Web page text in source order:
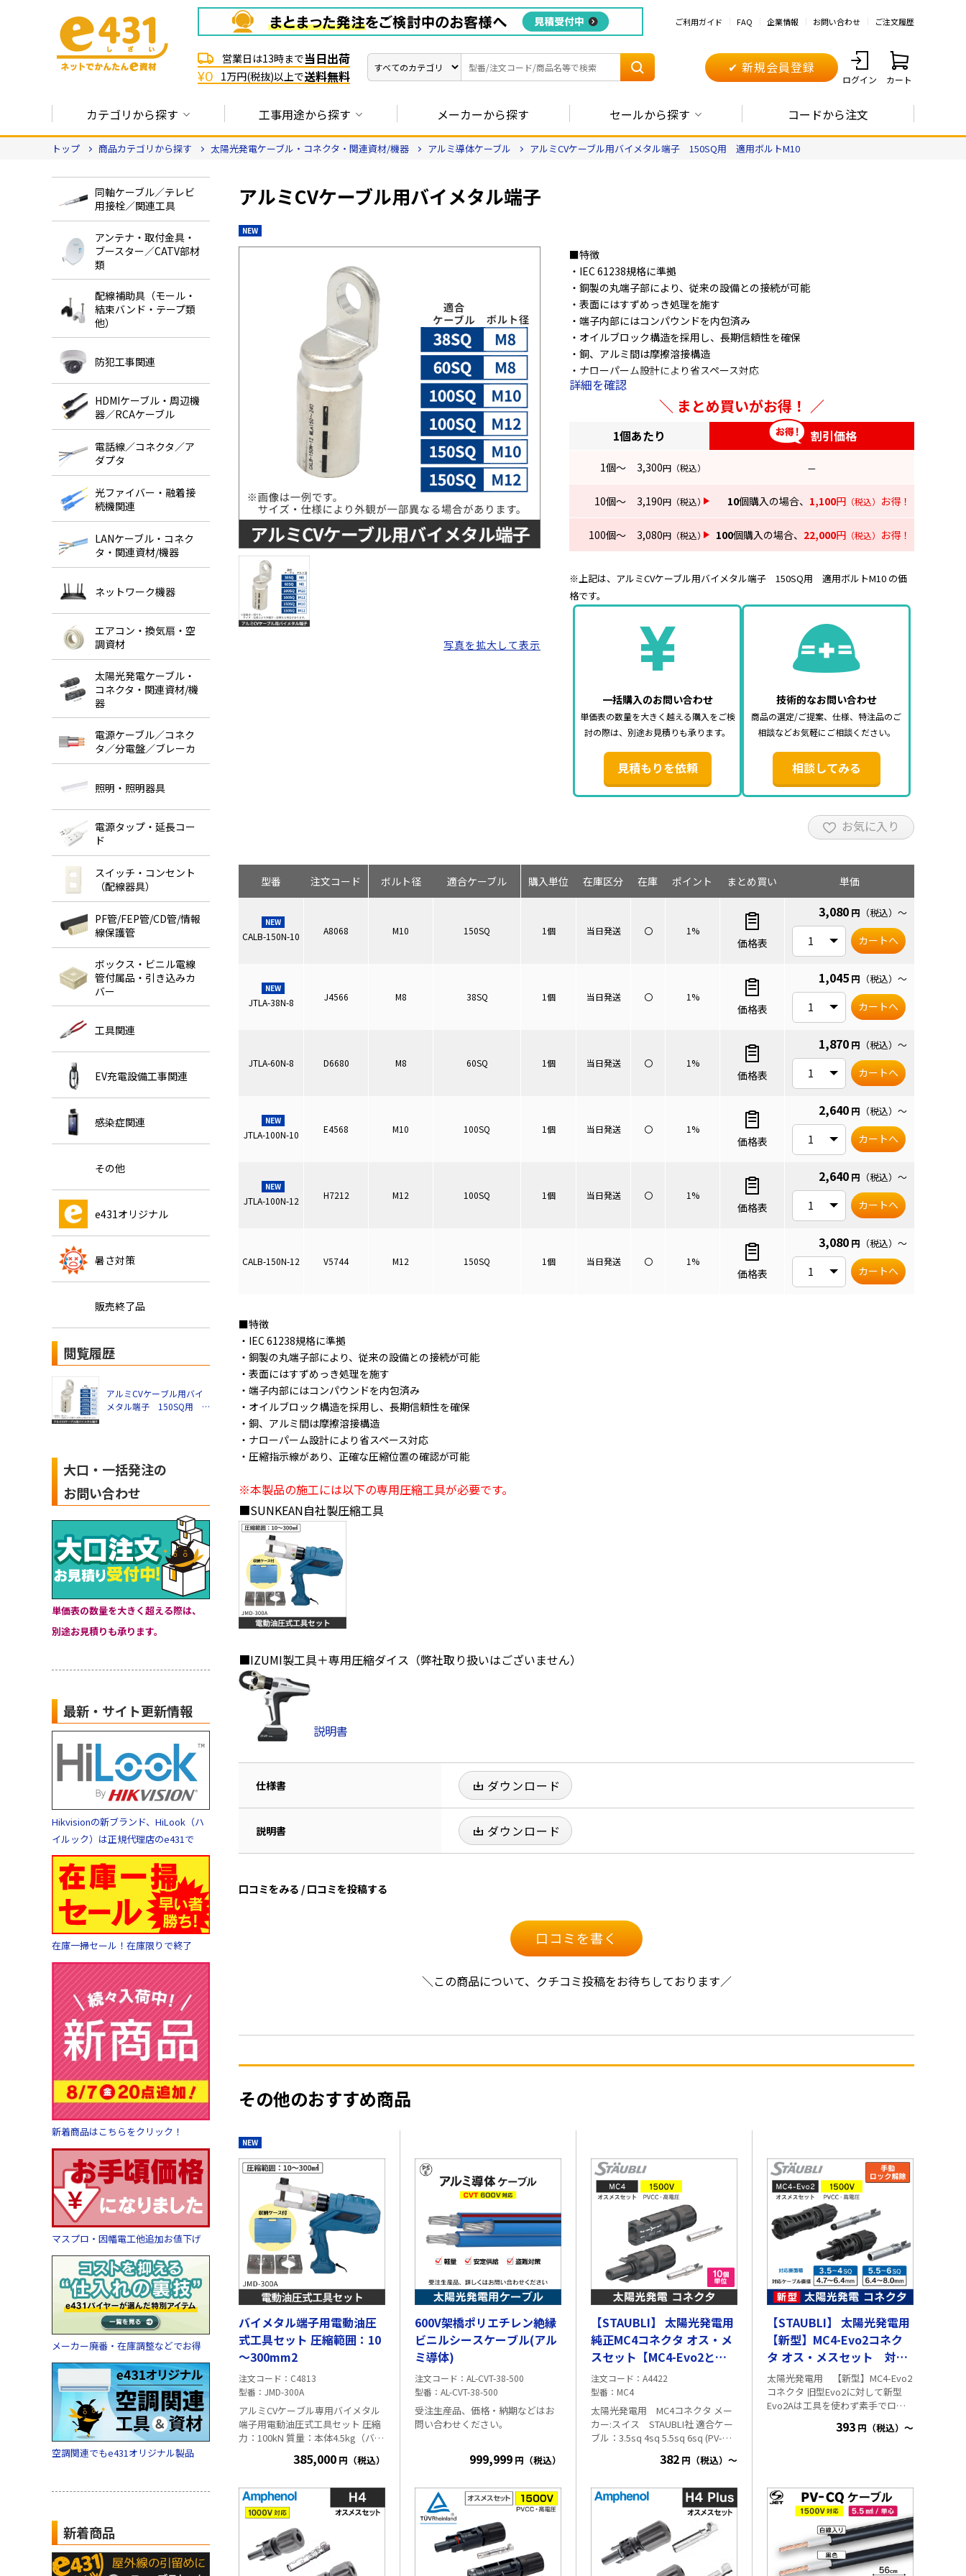
ご利用ガイド FAQ 企業情報 お問い合わせ ご注文履歴
営業日は13時まで当日出荷
¥0 1万円(税抜)以上で送料無料
✔ 新規会員登録
ログイン カート
カテゴリから探す 工事用途から探す メーカーから探す セールから探す コードから注文
トップ 商品カテゴリから探す 太陽光発電ケーブル・コネクタ・関連資材/機器 アルミ導体ケーブル アルミCVケーブル用バイメタル端子 150SQ用 適用ボルトM10
同軸ケーブル／テレビ
用接栓／関連工具
アンテナ・取付金具・
ブースター／CATV部材
類
配線補助具（モール・
結束バンド・テープ類
他）
防犯工事関連
HDMIケーブル・周辺機
器／RCAケーブル
電話線／コネクタ／ア
ダプタ
光ファイバー・融着接
続機関連
LANケーブル・コネク
タ・関連資材/機器
ネットワーク機器
エアコン・換気扇・空
調資材
太陽光発電ケーブル・
コネクタ・関連資材/機
器
電源ケーブル／コネク
タ／分電盤／ブレーカ
照明・照明器具
電源タップ・延長コー
ド
スイッチ・コンセント
（配線器具）
PF管/FEP管/CD管/情報
線保護管
ボックス・ビニル電線
管付属品・引き込みカ
バー
工具関連
EV充電設備工事関連
感染症関連
その他
e431オリジナル
暑さ対策
販売終了品
閲覧履歴
アルミCVケーブル用バイ
メタル端子 150SQ用
大口・一括発注の
お問い合わせ
単価表の数量を大きく超える際は、
別途お見積りも承ります。
最新・サイト更新情報
Hikvisionの新ブランド、HiLook（ハ
イルック）は正規代理店のe431で
在庫一掃セール！在庫限りで終了
新着商品はこちらをクリック！
マスプロ・因幡電工他追加お値下げ
メーカー廃番・在庫調整などでお得
空調関連でもe431オリジナル製品
新着商品
アルミCVケーブル用バイメタル端子
NEW
■特徴
・IEC 61238規格に準拠
・銅製の丸端子部により、従来の設備との接続が可能
・表面にはすずめっき処理を施す
・端子内部にはコンパウンドを内包済み
・オイルブロック構造を採用し、長期信頼性を確保
・銅、アルミ間は摩擦溶接構造
・ナローパーム設計により省スペース対応
・圧縮指示線があり、正確な圧縮位置の確認が可能
詳細を確認
まとめ買いがお得！
1個あたり 割引価格
1個～ 3,300円 （税込） —
10個～ 3,190円 （税込） 10個購入の場合、 1,100円 （税込） お得！
100個～ 3,080円 （税込） 100個購入の場合、 22,000円 （税込） お得！
※上記は、アルミCVケーブル用バイメタル端子 150SQ用 適用ボルトM10 の価
格です。
一括購入のお問い合わせ
単価表の数量を大きく越える購入をご検
討の際は、別途お見積りも承ります。
見積もりを依頼
技術的なお問い合わせ
商品の選定/ご提案、仕様、特注品のご
相談などお気軽にご相談ください。
相談してみる
お気に入り
写真を拡大して表示
型番 注文コード
NEW
CALB-150N-10 A8068
NEW
JTLA-38N-8 J4566
JTLA-60N-8 D6680
NEW
JTLA-100N-10 E4568
NEW
JTLA-100N-12 H7212
CALB-150N-12 V5744
ボルト径 適合ケーブル
M10 150SQ
M8 38SQ
M8 60SQ
M10 100SQ
M12 100SQ
M12 150SQ
購入単位 在庫区分 在庫 ポイント まとめ買い 単価
1個 当日発送 〇 1%
価格表
3,080 円 （税込） ～
カートへ
1個 当日発送 〇 1%
価格表
1,045 円 （税込） ～
カートへ
1個 当日発送 〇 1%
価格表
1,870 円 （税込） ～
カートへ
1個 当日発送 〇 1%
価格表
2,640 円 （税込） ～
カートへ
1個 当日発送 〇 1%
価格表
2,640 円 （税込） ～
カートへ
1個 当日発送 〇 1%
価格表
3,080 円 （税込） ～
カートへ
■特徴
・IEC 61238規格に準拠
・銅製の丸端子部により、従来の設備との接続が可能
・表面にはすずめっき処理を施す
・端子内部にはコンパウンドを内包済み
・オイルブロック構造を採用し、長期信頼性を確保
・銅、アルミ間は摩擦溶接構造
・ナローパーム設計により省スペース対応
・圧縮指示線があり、正確な圧縮位置の確認が可能
※本製品の施工には以下の専用圧縮工具が必要です。
■SUNKEAN自社製圧縮工具
■IZUMI製工具＋専用圧縮ダイス（弊社取り扱いはございません）
説明書
仕様書 ダウンロード
説明書 ダウンロード
口コミをみる / 口コミを投稿する
口コミを書く
＼この商品について、クチコミ投稿をお待ちしております／
その他のおすすめ商品
NEW
バイメタル端子用電動油圧
式工具セット 圧縮範囲：10
～300mm2
注文コード
C4813
型番
JMD-300A
アルミCVケーブル専用バイメタル
端子用電動油圧式工具セット 圧縮
力：100kN 質量：本体4.5kg（バッ
10～300mm2 付属品：バッテリ
速充電器（マキタ DC18RF：取扱
説明書） セット内容：工具本体、
圧縮ダイス、収納ケース、マニュ
385,000 円（税込）
600V架橋ポリエチレン絶縁
ビニルシースケーブル(アル
ミ導体)
注文コード
AL-CVT-38-500
型番
AL-CVT-38-500
受注生産品、価格・納期などはお
問い合わせください。
軽量・安定供給・盗
ミCVTのメリット📌軽
い／同等の銅ケーブルよ
り、50～70%軽量
ーブルは銅に比べて軽量。 ケーブ
ルの搬入設置作業が容易になり、
999,999 円（税込）
【STAUBLI】 太陽光発電用
純正MC4コネクタ オス・メ
スセット【MC4-Evo2と互
換性有り】
注文コード
A4422
型番
MC4
太陽光発電用 MC4コネクタ メー
カー:スイス STAUBLI社 適合ケー
ブル：3.5sq 4sq 5.5sq 6sq (PV-
ス・メス本体およびコンダクタ一
型番:PV-KBT4/6Ⅱ-UR PV-
KST4/6Ⅱ-UR 1組=オス・メスセッ
382 円（税込）～
【STAUBLI】 太陽光発電用
【新型】MC4-Evo2コネク
タ オス・メスセット 対応
線径：4.7～6.4mm
太陽光発電用 【新型】MC4-Evo2
コネクタ 旧型Evo2に対して新型
Evo2Aは工具を使わず素手でロッ
素手でもロック解除できますが、
CC、PV-CQケーブル
※塩化ビニルと
はケミカルクラックを発生する可
能性があり、
ストーブリ社はPVC外被（HCV）ケ
ーブルとの使用を推奨していませ
ん。 適合ケーブルサイズ：3.5㎟・
393 円（税込）～